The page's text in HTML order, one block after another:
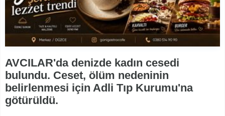
AVCILAR'da denizde kadın cesedi
bulundu. Ceset, ölüm nedeninin
belirlenmesi için Adli Tıp Kurumu'na
götürüldü.